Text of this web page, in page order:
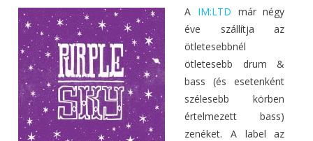
A IM:LTD már négy
éve szállítja az
ötletesebbnél
ötletesebb drum &
bass (és esetenként
szélesebb körben
értelmezett bass)
zenéket. A label az